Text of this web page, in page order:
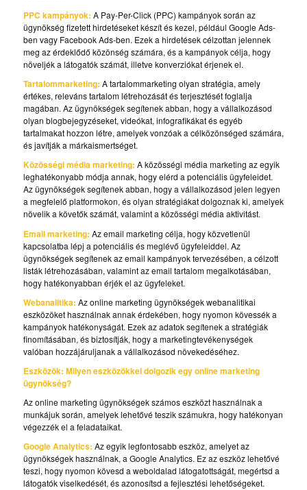
PPC kampányok: A Pay-Per-Click (PPC) kampányok során az
ügynökség fizetett hirdetéseket készít és kezel, például Google Ads-
ben vagy Facebook Ads-ben. Ezek a hirdetések célzottan jelennek
meg az érdeklődő közönség számára, és a kampányok célja, hogy
növeljék a látogatók számát, illetve konverziókat érjenek el.
Tartalommarketing: A tartalommarketing olyan stratégia, amely
értékes, releváns tartalom létrehozását és terjesztését foglalja
magában. Az ügynökségek segítenek abban, hogy a vállalkozásod
olyan blogbejegyzéseket, videókat, infografikákat és egyéb
tartalmakat hozzon létre, amelyek vonzóak a célközönséged számára,
és javítják a márkaismertséget.
Közösségi média marketing: A közösségi média marketing az egyik
leghatékonyabb módja annak, hogy elérd a potenciális ügyfeleidet.
Az ügynökségek segítenek abban, hogy a vállalkozásod jelen legyen
a megfelelő platformokon, és olyan stratégiákat dolgoznak ki, amelyek
növelik a követők számát, valamint a közösségi média aktivitást.
Email marketing: Az email marketing célja, hogy közvetlenül
kapcsolatba lépj a potenciális és meglévő ügyfeleiddel. Az
ügynökségek segítenek az email kampányok tervezésében, a célzott
listák létrehozásában, valamint az email tartalom megalkotásában,
hogy hatékonyabban érjék el az ügyfeleket.
Webanalitika: Az online marketing ügynökségek webanalitikai
eszközöket használnak annak érdekében, hogy nyomon kövessék a
kampányok hatékonyságát. Ezek az adatok segítenek a stratégiák
finomításában, és biztosítják, hogy a marketingtevékenységek
valóban hozzájáruljanak a vállalkozásod növekedéséhez.
Eszközök: Milyen eszközökkel dolgozik egy online marketing
ügynökség?
Az online marketing ügynökségek számos eszközt használnak a
munkájuk során, amelyek lehetővé teszik számukra, hogy hatékonyan
végezzék el a feladataikat.
Google Analytics: Az egyik legfontosabb eszköz, amelyet az
ügynökségek használnak, a Google Analytics. Ez az eszköz lehetővé
teszi, hogy nyomon kövesd a weboldalad látogatottságát, megértsd a
látogatók viselkedését, és azonosítsd a fejlesztési lehetőségeket.